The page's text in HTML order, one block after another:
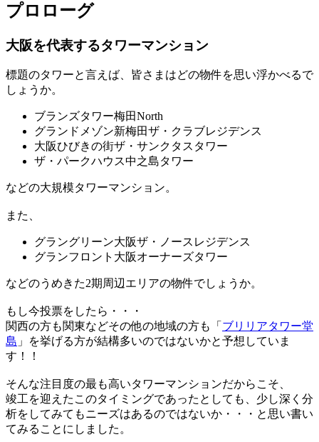
プロローグ
大阪を代表するタワーマンション
標題のタワーと言えば、皆さまはどの物件を思い浮かべるで
しょうか。
ブランズタワー梅田North
グランドメゾン新梅田ザ・クラブレジデンス
大阪ひびきの街ザ・サンクタスタワー
ザ・パークハウス中之島タワー
などの大規模タワーマンション。
また、
グラングリーン大阪ザ・ノースレジデンス
グランフロント大阪オーナーズタワー
などのうめきた2期周辺エリアの物件でしょうか。
もし今投票をしたら・・・
関西の方も関東などその他の地域の方も「 ブリリアタワー堂
島 」を挙げる方が結構多いのではないかと予想していま
す！！
そんな注目度の最も高いタワーマンションだからこそ、
竣工を迎えたこのタイミングであったとしても、少し深く分
析をしてみてもニーズはあるのではないか・・・と思い書い
てみることにしました。